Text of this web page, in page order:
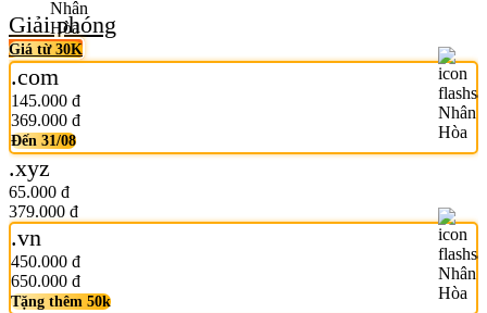
Giải phóng
Giá từ 30K
.com
145.000 đ
369.000 đ
Đến 31/08
.xyz
65.000 đ
379.000 đ
.vn
450.000 đ
650.000 đ
Tặng thêm 50k